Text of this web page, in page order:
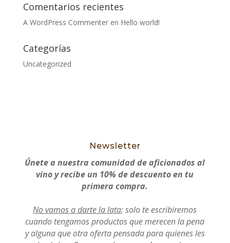
Comentarios recientes
A WordPress Commenteren Hello world!
Categorías
Uncategorized
Newsletter
Únete a nuestra comunidad de aficionados al
vino y recibe un 10% de descuento en tu
primera compra.
No vamos a darte la lata: solo te escribiremos
cuando tengamos productos que merecen la pena
y alguna que otra oferta pensada para quienes les